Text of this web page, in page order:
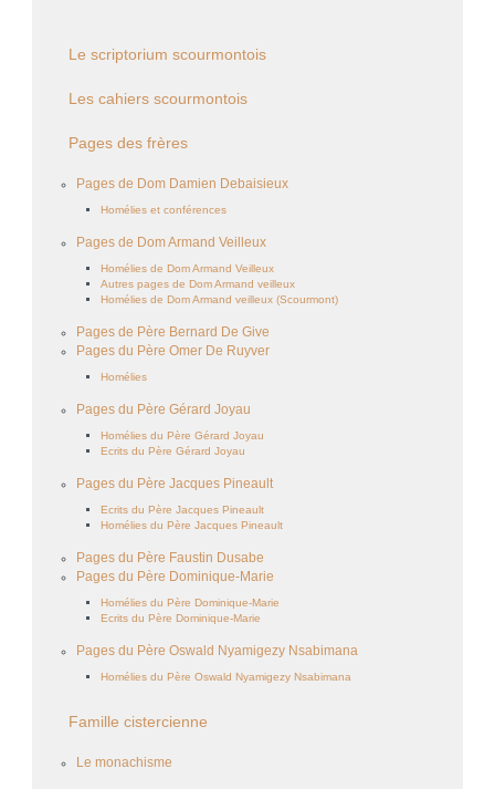
Le scriptorium scourmontois
Les cahiers scourmontois
Pages des frères
Pages de Dom Damien Debaisieux
Homélies et conférences
Pages de Dom Armand Veilleux
Homélies de Dom Armand Veilleux
Autres pages de Dom Armand veilleux
Homélies de Dom Armand veilleux (Scourmont)
Pages de Père Bernard De Give
Pages du Père Omer De Ruyver
Homélies
Pages du Père Gérard Joyau
Homélies du Père Gérard Joyau
Ecrits du Père Gérard Joyau
Pages du Père Jacques Pineault
Ecrits du Père Jacques Pineault
Homélies du Père Jacques Pineault
Pages du Père Faustin Dusabe
Pages du Père Dominique-Marie
Homélies du Père Dominique-Marie
Ecrits du Père Dominique-Marie
Pages du Père Oswald Nyamigezy Nsabimana
Homélies du Père Oswald Nyamigezy Nsabimana
Famille cistercienne
Le monachisme